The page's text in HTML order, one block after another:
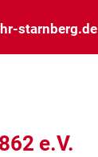
starnberg.de
e.V.